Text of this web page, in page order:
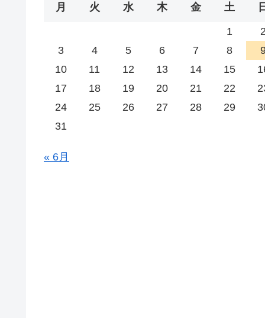
月 火 水 木 金 土
1
2
3
4 5 6 7 8
10
11 12 13 14 15
17
18 19 20 21 22
24
25 26 27 28 29
31
« 6月